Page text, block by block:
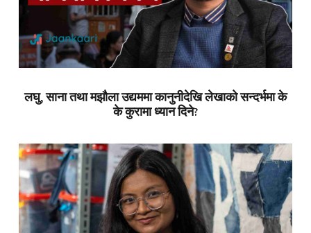
लघु, साना तथा मझौला उद्यममा कानुनीदेखि लेखाको सन्दर्भमा के
के कुरामा ध्यान दिने?